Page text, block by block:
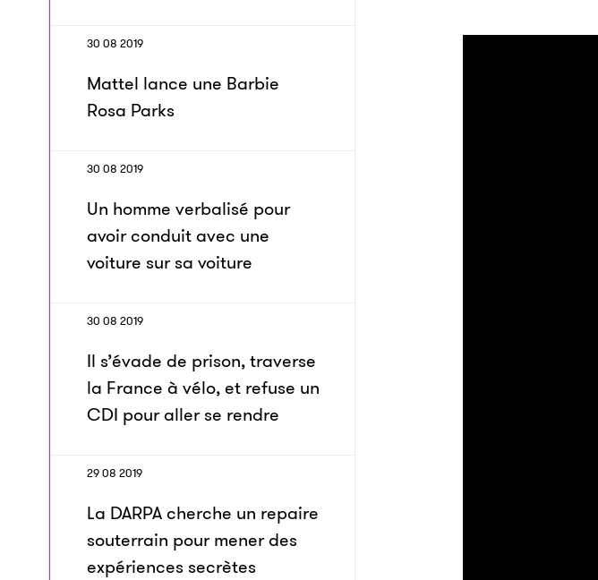
30 08 2019
Mattel lance une Barbie
Rosa Parks
30 08 2019
Un homme verbalisé pour
avoir conduit avec une
voiture sur sa voiture
30 08 2019
Il s’évade de prison, traverse
la France à vélo, et refuse un
CDI pour aller se rendre
29 08 2019
La DARPA cherche un repaire
souterrain pour mener des
expériences secrètes